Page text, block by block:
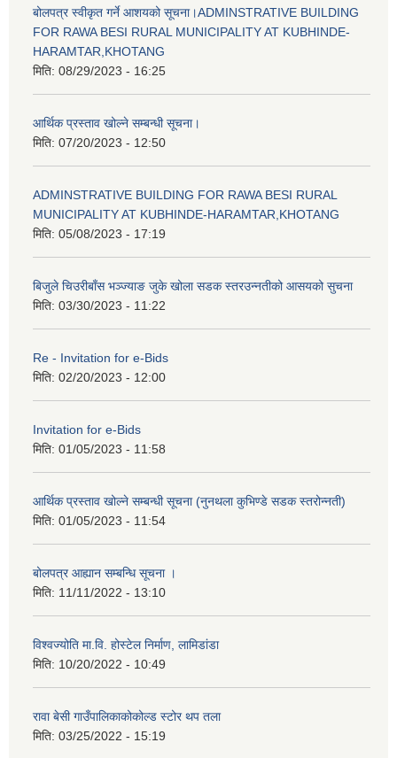
बोलपत्र स्वीकृत गर्ने आशयको सूचना।ADMINSTRATIVE BUILDING
FOR RAWA BESI RURAL MUNICIPALITY AT KUBHINDE-
HARAMTAR,KHOTANG
मिति: 08/29/2023 - 16:25
आर्थिक प्रस्ताव खोल्ने सम्बन्धी सूचना।
मिति: 07/20/2023 - 12:50
ADMINSTRATIVE BUILDING FOR RAWA BESI RURAL
MUNICIPALITY AT KUBHINDE-HARAMTAR,KHOTANG
मिति: 05/08/2023 - 17:19
बिजुले चिउरीबाँस भञ्ज्याङ जुके खोला सडक स्तरउन्नतीको आसयको सुचना
मिति: 03/30/2023 - 11:22
Re - Invitation for e-Bids
मिति: 02/20/2023 - 12:00
Invitation for e-Bids
मिति: 01/05/2023 - 11:58
आर्थिक प्रस्ताव खोल्ने सम्बन्धी सूचना (नुनथला कुभिण्डे सडक स्तरोन्नती)
मिति: 01/05/2023 - 11:54
बोलपत्र आह्यान सम्बन्धि सूचना ।
मिति: 11/11/2022 - 13:10
विश्वज्योति मा.वि. होस्टेल निर्माण, लामिडांडा
मिति: 10/20/2022 - 10:49
रावा बेसी गाउँपालिकाकोकोल्ड स्टोर थप तला
मिति: 03/25/2022 - 15:19